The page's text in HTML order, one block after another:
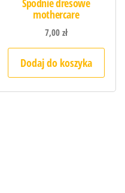
Spodnie dresowe
mothercare
7,00zł
Dodaj do koszyka